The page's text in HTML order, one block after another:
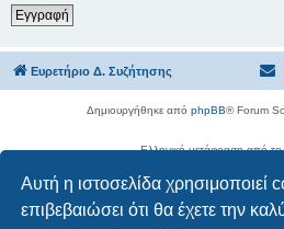
Αυτή η ιστοσελίδα χρησιμοποιεί
επιβεβαιώσει ότι θα έχετε την
Εγγραφή
Ευρετήριο Δ. Συζήτησης
Δημιουργήθηκε από phpBB® Forum
Ελληνική μετάφραση από το